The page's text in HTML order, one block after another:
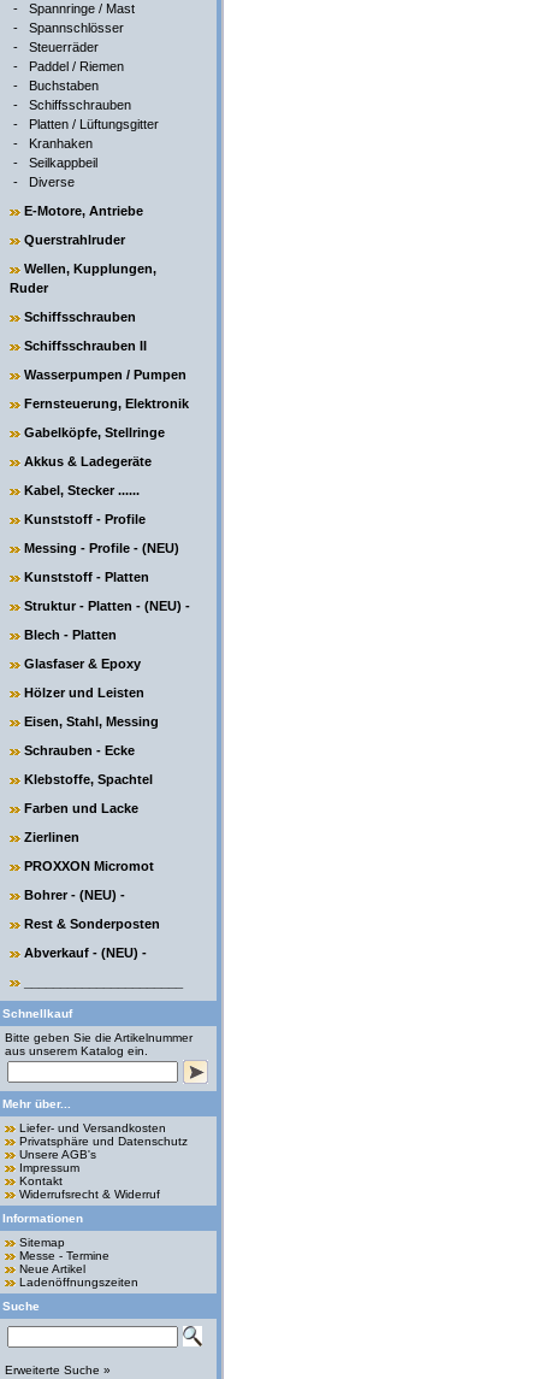
- Spannringe / Mast
- Spannschlösser
- Steuerräder
- Paddel / Riemen
- Buchstaben
- Schiffsschrauben
- Platten / Lüftungsgitter
- Kranhaken
- Seilkappbeil
- Diverse
E-Motore, Antriebe
Querstrahlruder
Wellen, Kupplungen,
Ruder
Schiffsschrauben
Schiffsschrauben II
Wasserpumpen / Pumpen
Fernsteuerung, Elektronik
Gabelköpfe, Stellringe
Akkus & Ladegeräte
Kabel, Stecker ......
Kunststoff - Profile
Messing - Profile - (NEU)
Kunststoff - Platten
Struktur - Platten - (NEU) -
Blech - Platten
Glasfaser & Epoxy
Hölzer und Leisten
Eisen, Stahl, Messing
Schrauben - Ecke
Klebstoffe, Spachtel
Farben und Lacke
Zierlinen
PROXXON Micromot
Bohrer - (NEU) -
Rest & Sonderposten
Abverkauf - (NEU) -
Schnellkauf
Bitte geben Sie die Artikelnummer
aus unserem Katalog ein.
Mehr über...
Liefer- und Versandkosten
Privatsphäre und Datenschutz
Unsere AGB's
Impressum
Kontakt
Widerrufsrecht & Widerruf
Informationen
Sitemap
Messe - Termine
Neue Artikel
Ladenöffnungszeiten
Suche
Erweiterte Suche »